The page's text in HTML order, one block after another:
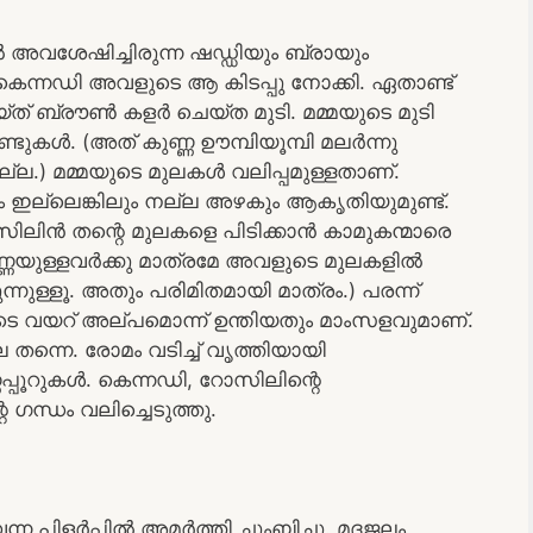
അവശേഷിച്ചിരുന്ന ഷഡ്ഡിയും ബ്രായും
അവളുടെ ആ കിടപ്പു നോക്കി. ഏതാണ്ട്
ബ്രൗൺ കളർ ചെയ്ത മുടി. മമ്മയുടെ മുടി
(അത് കുണ്ണ ഊമ്പിയൂമ്പി മലർന്നു
മമ്മയുടെ മുലകൾ വലിപ്പമുള്ളതാണ്.
ഇല്ലെങ്കിലും നല്ല അഴകും ആകൃതിയുമുണ്ട്.
തന്റെ മുലകളെ പിടിക്കാൻ കാമുകന്മാരെ
മാത്രമേ അവളുടെ മുലകളിൽ
അതും പരിമിതമായി മാത്രം.) പരന്ന്
വയറ് അല്പമൊന്ന് ഉന്തിയതും മാംസളവുമാണ്.
രോമം വടിച്ച് വൃത്തിയായി
കെന്നഡി, റോസിലിന്റെ
ഗന്ധം വലിച്ചെടുത്തു.